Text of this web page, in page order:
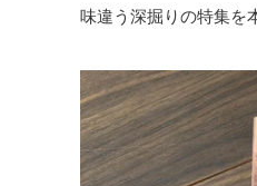
味違う深掘りの特集を